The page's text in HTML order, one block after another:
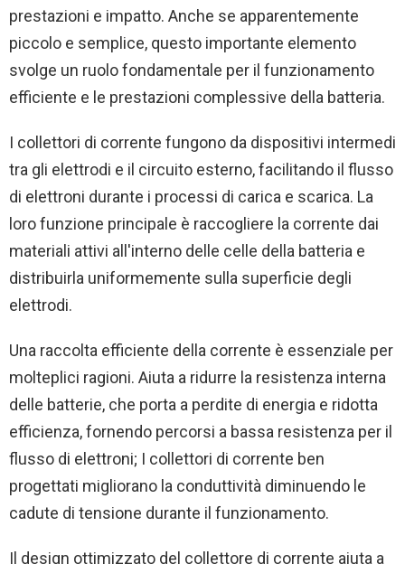
prestazioni e impatto. Anche se apparentemente
piccolo e semplice, questo importante elemento
svolge un ruolo fondamentale per il funzionamento
efficiente e le prestazioni complessive della batteria.
I collettori di corrente fungono da dispositivi intermedi
tra gli elettrodi e il circuito esterno, facilitando il flusso
di elettroni durante i processi di carica e scarica. La
loro funzione principale è raccogliere la corrente dai
materiali attivi all'interno delle celle della batteria e
distribuirla uniformemente sulla superficie degli
elettrodi.
Una raccolta efficiente della corrente è essenziale per
molteplici ragioni. Aiuta a ridurre la resistenza interna
delle batterie, che porta a perdite di energia e ridotta
efficienza, fornendo percorsi a bassa resistenza per il
flusso di elettroni; I collettori di corrente ben
progettati migliorano la conduttività diminuendo le
cadute di tensione durante il funzionamento.
Il design ottimizzato del collettore di corrente aiuta a